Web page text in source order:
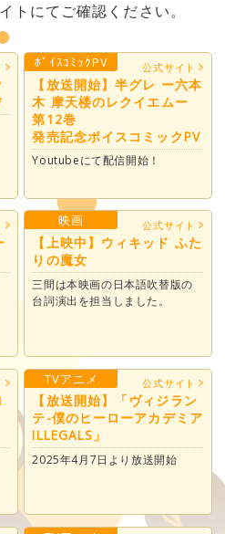
にてご確認ください。
ﾎﾞｲｽｺﾐｯｸPV
【放送開始】半グレ ー六本
木 摩天楼のレクイエムー
第12巻
発売記念ボイスコミックPV
Youtubeにて配信開始！
公式サイト
映画
【上映中】ウィキッド ふた
りの魔女
三間は本映画の日本語吹替版の
台詞演出を担当しました。
公式サイト
TVアニメ
【放送開始】「ヴィジラン
テ-僕のヒーローアカデミア
ILLEGALS」
2025年4月7日より放送開始
公式サイト